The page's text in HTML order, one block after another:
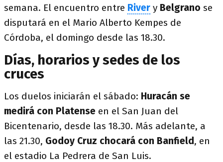
semana. El encuentro entre River y Belgrano se
disputará en el Mario Alberto Kempes de
Córdoba, el domingo desde las 18.30.
Días, horarios y sedes de los
cruces
Los duelos iniciarán el sábado: Huracán se
medirá con Platense en el San Juan del
Bicentenario, desde las 18.30. Más adelante, a
las 21.30, Godoy Cruz chocará con Banfield, en
el estadio La Pedrera de San Luis.